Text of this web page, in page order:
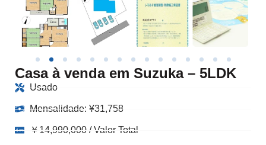
Casa à venda em Suzuka – 5LDK
Usado
Mensalidade: ¥31,758
￥14,990,000 / Valor Total